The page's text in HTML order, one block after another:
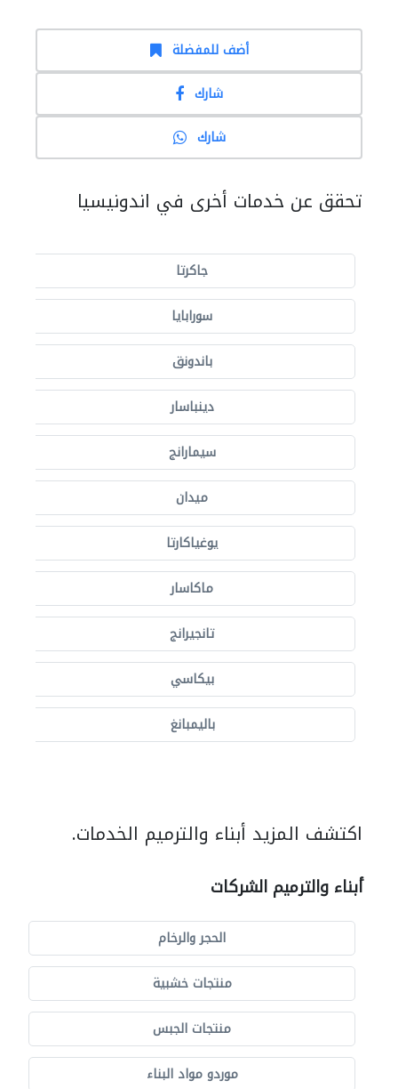
أضف للمفضلة
شارك
شارك
تحقق عن خدمات أخرى في اندونيسيا
جاكرتا
سورابايا
باندونق
دينباسار
سيمارانج
ميدان
يوغياكارتا
ماكاسار
تانجيرانج
بيكاسي
باليمبانغ
اكتشف المزيد أبناء والترميم الخدمات.
أبناء والترميم الشركات
الحجر والرخام
منتجات خشبية
منتجات الجبس
موردو مواد البناء